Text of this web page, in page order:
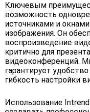
Ключевым
возможность
источниками и
изображения. Он
воспроизведение
критично для
видеоконференций.
гарантирует
гибкость настройки
Использование